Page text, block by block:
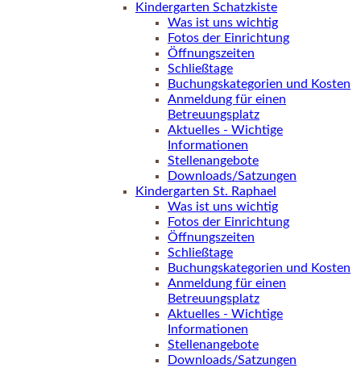
Kindergarten Schatzkiste
Was ist uns wichtig
Fotos der Einrichtung
Öffnungszeiten
Schließtage
Buchungskategorien und Kosten
Anmeldung für einen
Betreuungsplatz
Aktuelles - Wichtige
Informationen
Stellenangebote
Downloads/Satzungen
Kindergarten St. Raphael
Was ist uns wichtig
Fotos der Einrichtung
Öffnungszeiten
Schließtage
Buchungskategorien und Kosten
Anmeldung für einen
Betreuungsplatz
Aktuelles - Wichtige
Informationen
Stellenangebote
Downloads/Satzungen